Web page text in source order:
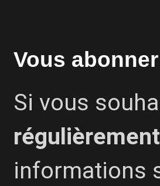
Vous abonner
Si vous
régulièrement
informations